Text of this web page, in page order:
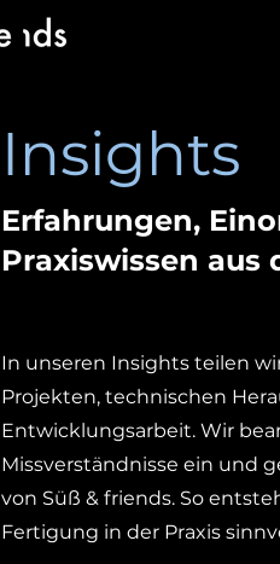
Insights
Erfahrungen,
Praxiswissen
In unseren Insights teilen
Projekten, technischen
Entwicklungsarbeit. Wir
Missverständnisse ein und
von Süß & friends. So
Fertigung in der Praxis